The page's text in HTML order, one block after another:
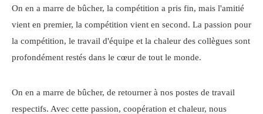
On en a marre de bûcher, la compétition a pris fin, mais l'amitié
vient en premier, la compétition vient en second. La passion pour
la compétition, le travail d'équipe et la chaleur des collègues sont
profondément restés dans le cœur de tout le monde.
On en a marre de bûcher, de retourner à nos postes de travail
respectifs. Avec cette passion, coopération et chaleur, nous